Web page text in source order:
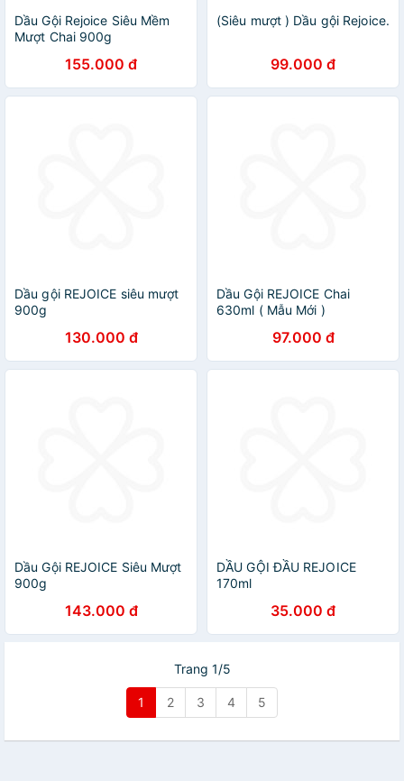
Dầu Gội Rejoice Siêu Mềm
Mượt Chai 900g
155.000 đ
(Siêu mượt ) Dầu gội Rejoice.
99.000 đ
Dầu gội REJOICE siêu mượt
900g
130.000 đ
Dầu Gội REJOICE Chai
630ml ( Mẫu Mới )
97.000 đ
Dầu Gội REJOICE Siêu Mượt
900g
143.000 đ
DẦU GỘI ĐẦU REJOICE
170ml
35.000 đ
Trang 1/5
1 2 3 4 5